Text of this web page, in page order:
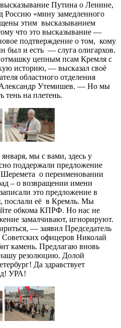
Путина о Ленине,
Россию «мину замедленного
этим высказыванием
что это высказывание —
подтверждение о том, кому
был и есть — слуга олигархов.
цепным псам Кремля с
историю, — высказал своё
областного отделения
Утемишев. — Но мы
тень на плетень.
мы с вами, здесь у
поддержали предложение
о переименовании
– о возвращении имени
это предложение в
послали её в Кремль. Мы
обкома КПРФ. Но нас не
замалчивают, игнорируют.
— заявил Председатель
Советских офицеров Николай
камень. Предлагаю вновь
нашу резолюцию. Долой
Да здравствует
УРА!